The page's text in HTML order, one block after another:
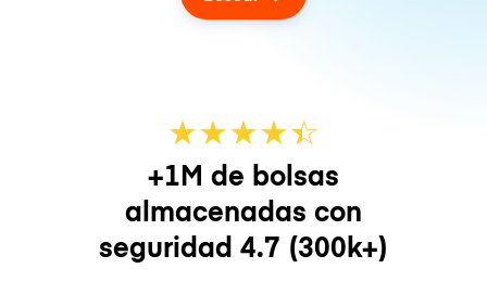
★★★★☆
★
+1M de bolsas
almacenadas con
seguridad 4.7 (300k+)